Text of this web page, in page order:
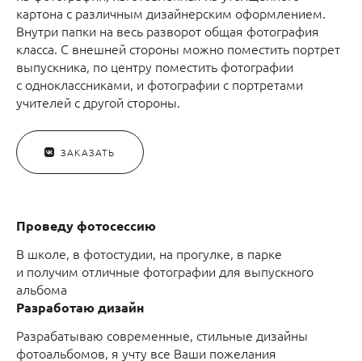
картона с различным дизайнерским оформлением.
Внутри папки на весь разворот общая фотография
класса. С внешней стороны можно поместить портрет
выпускника, по центру поместить фотографии
с одноклассниками, и фотографии с портретами
учителей с другой стороны.
ЗАКАЗАТЬ
Проведу фотосессию
В школе, в фотостудии, на прогулке, в парке
и получим отличные фотографии для выпускного
альбома
Разработаю дизайн
Разрабатываю современные, стильные дизайны
фотоальбомов, я учту все Ваши пожелания